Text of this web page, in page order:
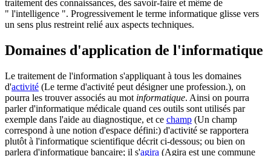
traitement des connaissances, des savoir-faire et même de
" l'intelligence ". Progressivement le terme informatique glisse vers
un sens plus restreint relié aux aspects techniques.
Domaines d'application de l'informatique
Le traitement de l'information s'appliquant à tous les domaines
d'activité (Le terme d'activité peut désigner une profession.), on
pourra les trouver associés au mot informatique. Ainsi on pourra
parler d'informatique médicale quand ces outils sont utilisés par
exemple dans l'aide au diagnostique, et ce champ (Un champ
correspond à une notion d'espace défini:) d'activité se rapportera
plutôt à l'informatique scientifique décrit ci-dessous; ou bien on
parlera d'informatique bancaire; il s'agira (Agira est une commune